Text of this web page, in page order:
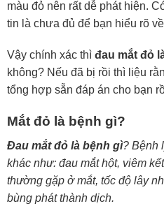
màu đỏ nên rất dễ phát hiện.
tin là chưa đủ để bạn hiểu rõ
Vậy chính xác thì đau mắt đỏ
không? Nếu đã bị rồi thì liệu
tổng hợp sẵn đáp án cho bạn
Mắt đỏ là bệnh gì?
Đau mắt đỏ là bệnh gì? Bệnh
khác như: đau mắt hột, viêm
thường gặp ở mắt, tốc độ lây
bùng phát thành dịch.